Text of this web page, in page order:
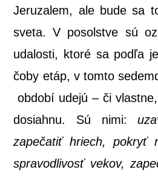
Jeru­za­lem, ale bude sa
sve­ta. V posols­tve sú
uda­los­ti, kto­ré sa pod­ľa
čoby etáp, v tom­to
obdo­bí ude­jú – či
dosiah­nu. Sú nimi:
zape­ča­tiť hriech, pokryť
spra­vod­li­vosť vekov,